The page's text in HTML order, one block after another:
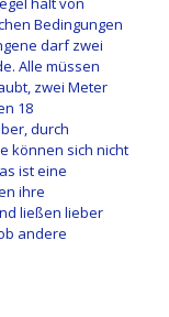
Bedingungen
darf zwei
Alle müssen
zwei Meter
18
durch
können sich nicht
ist eine
ihre
ließen lieber
andere